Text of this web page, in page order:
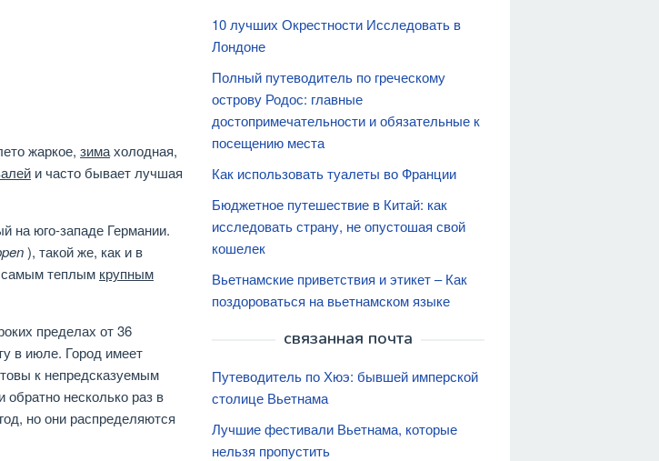
жаркое, зимахолодная,
и часто бывает лучшая
на юго-западе Германии.
), такой же, как и в
самым теплым крупным
пределах от 36
в июле. Город имеет
к непредсказуемым
несколько раз в
но они распределяются
10 лучших Окрестности Исследовать в
Лондоне
Полный путеводитель по греческому
острову Родос: главные
достопримечательности и обязательные к
посещению места
Как использовать туалеты во Франции
Бюджетное путешествие в Китай: как
исследовать страну, не опустошая свой
кошелек
Вьетнамские приветствия и этикет – Как
поздороваться на вьетнамском языке
связанная почта
Путеводитель по Хюэ: бывшей имперской
столице Вьетнама
Лучшие фестивали Вьетнама, которые
нельзя пропустить